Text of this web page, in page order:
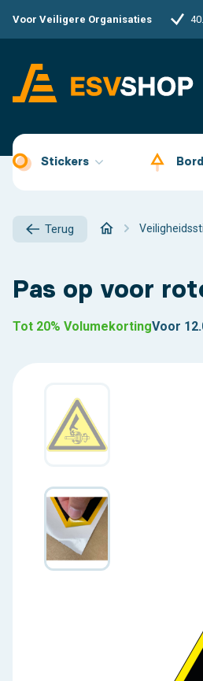
Voor Veiligere Organisaties
Stickers
Terug
Pas op voor
Tot 20% VolumekortingVoor